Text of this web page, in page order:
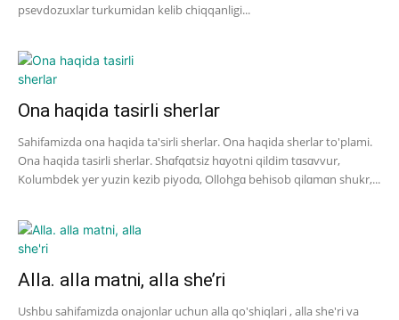
psevdozuxlar turkumidan kelib chiqqanligi...
Ona haqida tasirli sherlar
Sahifamizda ona haqida ta'sirli sherlar. Ona haqida sherlar to'plami.
Ona haqida tasirli sherlar. Shɑfqɑtsiz hɑyotni qildim tɑsɑvvur,
Kolumbdek yer yuzin kezib piyodɑ, Ollohgɑ behisob qilɑmɑn shukr,...
Alla. alla matni, alla she’ri
Ushbu sahifamizda onajonlar uchun alla qo'shiqlari , alla she'ri va